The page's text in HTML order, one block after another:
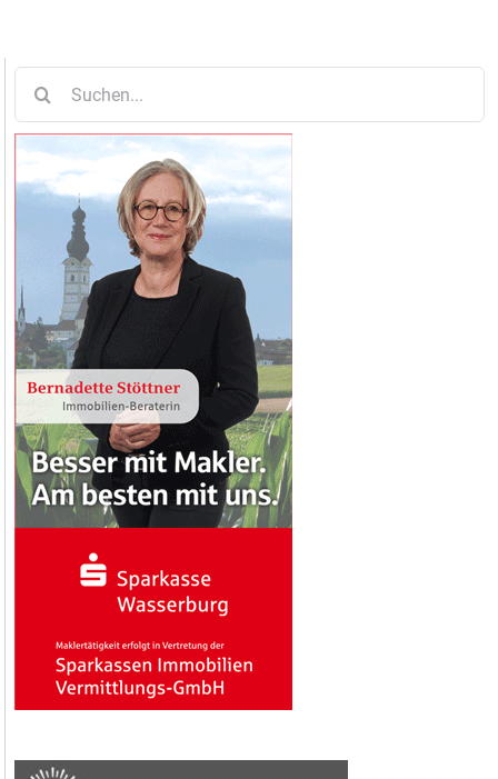
nach: